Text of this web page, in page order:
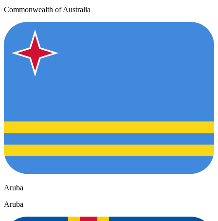
Commonwealth of Australia
Aruba
Aruba